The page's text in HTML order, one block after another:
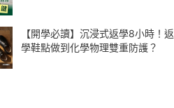
【開學必讀】沉浸式返學8小時！返
學鞋點做到化學物理雙重防護？